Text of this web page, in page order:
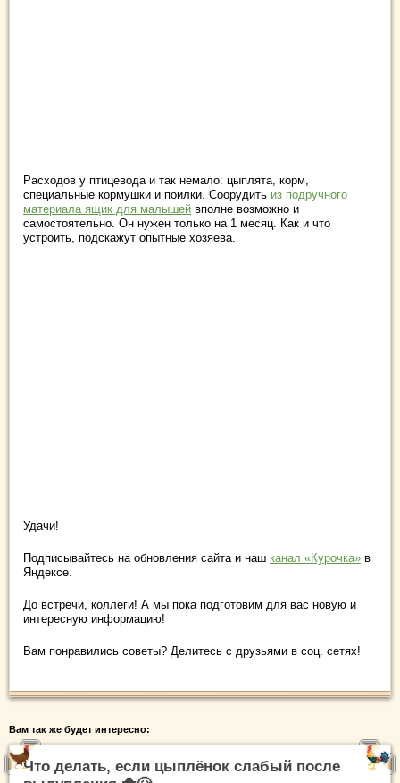
Расходов у птицевода и так немало: цыплята, корм,
специальные кормушки и поилки. Соорудить из подручного
материала ящик для малышей вполне возможно и
самостоятельно. Он нужен только на 1 месяц. Как и что
устроить, подскажут опытные хозяева.
Удачи!
Подписывайтесь на обновления сайта и наш канал «Курочка» в
Яндексе.
До встречи, коллеги! А мы пока подготовим для вас новую и
интересную информацию!
Вам понравились советы? Делитесь с друзьями в соц. сетях!
Вам так же будет интересно:
Что делать, если цыплёнок слабый после